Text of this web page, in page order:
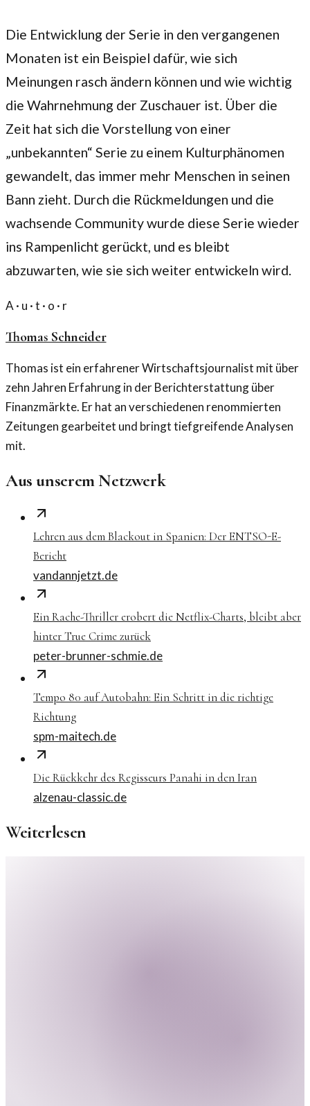
Die Entwicklung der Serie in den vergangenen
Monaten ist ein Beispiel dafür, wie sich
Meinungen rasch ändern können und wie wichtig
die Wahrnehmung der Zuschauer ist. Über die
Zeit hat sich die Vorstellung von einer
„unbekannten“ Serie zu einem Kulturphänomen
gewandelt, das immer mehr Menschen in seinen
Bann zieht. Durch die Rückmeldungen und die
wachsende Community wurde diese Serie wieder
ins Rampenlicht gerückt, und es bleibt
abzuwarten, wie sie sich weiter entwickeln wird.
A · u · t · o · r
Thomas Schneider
Thomas ist ein erfahrener Wirtschaftsjournalist mit über
zehn Jahren Erfahrung in der Berichterstattung über
Finanzmärkte. Er hat an verschiedenen renommierten
Zeitungen gearbeitet und bringt tiefgreifende Analysen
mit.
Aus unserem Netzwerk
Lehren aus dem Blackout in Spanien: Der ENTSO-E-
Bericht
vandannjetzt.de
Ein Rache-Thriller erobert die Netflix-Charts, bleibt aber
hinter True Crime zurück
peter-brunner-schmie.de
Tempo 80 auf Autobahn: Ein Schritt in die richtige
Richtung
spm-maitech.de
Die Rückkehr des Regisseurs Panahi in den Iran
alzenau-classic.de
Weiterlesen